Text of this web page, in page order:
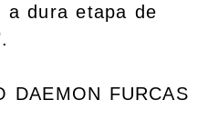
a dura etapa de
DAEMON FURCAS